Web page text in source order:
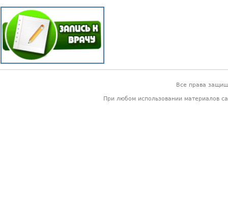
Все права
При любом использовании материалов